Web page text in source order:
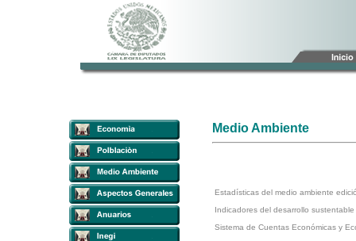
Medio Ambiente
Estadísticas del medio ambiente
Indicadores del desarrollo
Sistema de Cuentas Económicas y